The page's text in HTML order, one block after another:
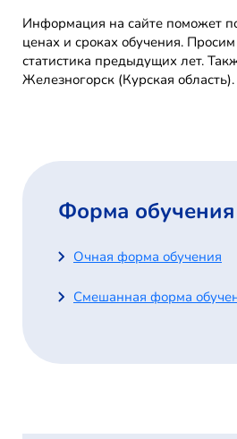
Информация на сайте поможет
ценах и сроках обучения.
статистика предыдущих лет.
Железногорск (Курская область).
Форма
Очная форма обучения
Смешанная форма